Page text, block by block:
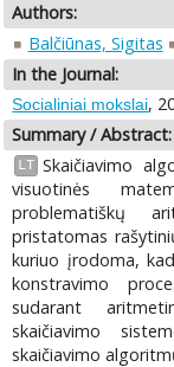
Authors:
Balčiūnas, Sigitas
In the Journal:
Socialiniai mokslai,
Summary / Abstract:
LT Skaičiavimo
visuotinės
problematiškų
pristatomas
kuriuo įrodoma,
konstravimo
sudarant
skaičiavimo
skaičiavimo